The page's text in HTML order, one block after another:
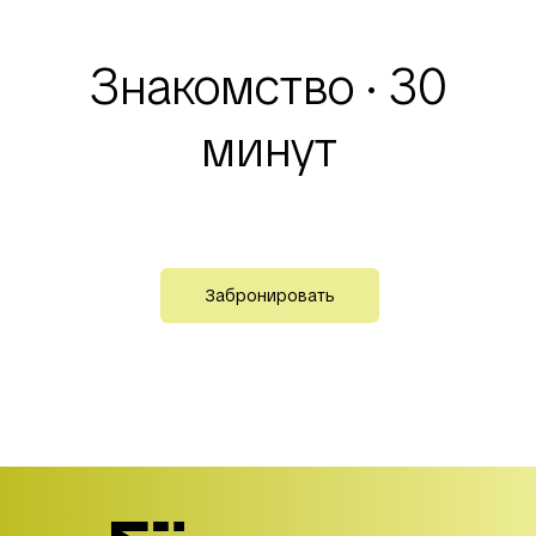
Забронировать
Знакомство · 30
минут